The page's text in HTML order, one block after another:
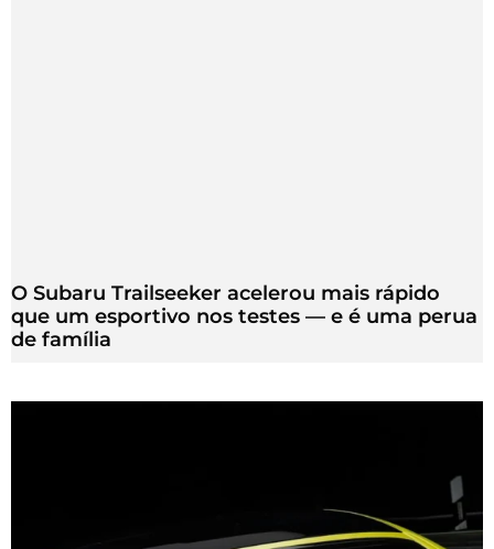
O Subaru Trailseeker acelerou mais rápido
que um esportivo nos testes — e é uma perua
de família